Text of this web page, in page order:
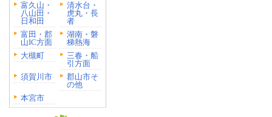
富久山・
八山田・
日和田
清水台・
虎丸・長
者
富田・郡
山IC方面
湖南・磐
梯熱海
大槻町
三春・船
引方面
須賀川市
郡山市そ
の他
本宮市